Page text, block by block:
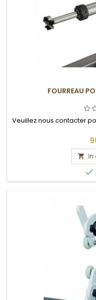
FOURREAU
Veuillez nous contacter
 In
